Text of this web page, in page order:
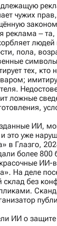
чужих
реклама ‒
людей
пола,
тех, кто
ложные
ИИ,
это уже
в Глазго,
более 800
ИИ-
На деле
без
ИИ о защите